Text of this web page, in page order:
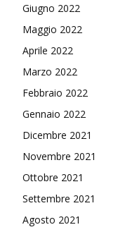
Giugno 2022
Maggio 2022
Aprile 2022
Marzo 2022
Febbraio 2022
Gennaio 2022
Dicembre 2021
Novembre 2021
Ottobre 2021
Settembre 2021
Agosto 2021